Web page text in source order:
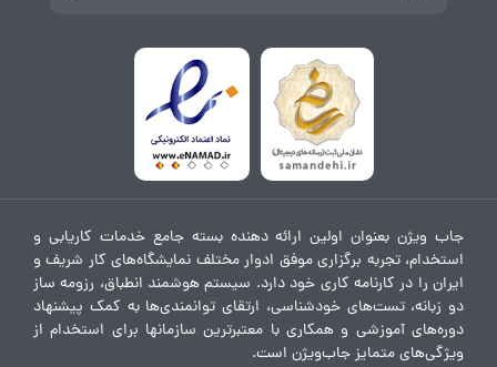
جاب ویژن بعنوان اولین ارائه دهنده بسته جامع خدمات کاریابی و
استخدام، تجربه برگزاری موفق ادوار مختلف نمایشگاه‌های کار شریف و
ایران را در کارنامه کاری خود دارد. سیستم هوشمند انطباق، رزومه ساز
دو زبانه، تست‌های خودشناسی، ارتقای توانمندی‌ها به کمک پیشنهاد
دوره‌های آموزشی و همکاری با معتبرترین سازمانها برای استخدام از
ویژگی‌های متمایز جاب‌ویژن است.